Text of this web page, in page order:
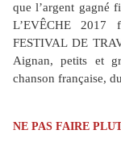
que l’argent gagné
L’EVÊCHE 2017
FESTIVAL DE
Aignan, petits et
chanson française,
NE PAS FAIRE